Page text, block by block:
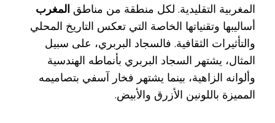
المغربية التقليدية. لكل منطقة من مناطق المغرب
أساليبها وتقنياتها الخاصة التي تعكس التاريخ المحلي
والتأثيرات الثقافية. فالسجاد البربري، على سبيل
المثال، يشتهر السجاد البربري بأنماطه الهندسية
وألوانه الزاهية، بينما يشتهر فخار آسفي بتصاميمه
المميزة باللونين الأزرق والأبيض.